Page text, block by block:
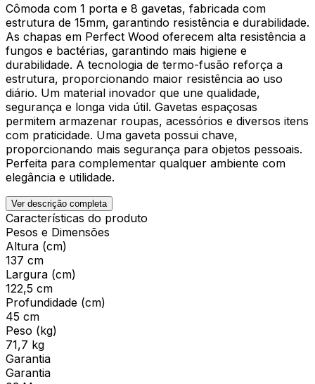
Cômoda com 1 porta e 8 gavetas, fabricada com
estrutura de 15mm, garantindo resistência e durabilidade.
As chapas em Perfect Wood oferecem alta resistência a
fungos e bactérias, garantindo mais higiene e
durabilidade. A tecnologia de termo-fusão reforça a
estrutura, proporcionando maior resistência ao uso
diário. Um material inovador que une qualidade,
segurança e longa vida útil. Gavetas espaçosas
permitem armazenar roupas, acessórios e diversos itens
com praticidade. Uma gaveta possui chave,
proporcionando mais segurança para objetos pessoais.
Perfeita para complementar qualquer ambiente com
elegância e utilidade.
Ver descrição completa
Características do produto
Pesos e Dimensões
Altura (cm)
137 cm
Largura (cm)
122,5 cm
Profundidade (cm)
45 cm
Peso (kg)
71,7 kg
Garantia
Garantia